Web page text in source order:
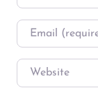
Email
Website